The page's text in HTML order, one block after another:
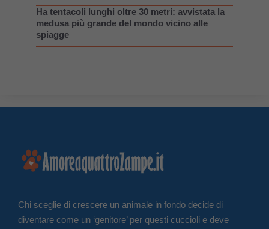
Ha tentacoli lunghi oltre 30 metri: avvistata la
medusa più grande del mondo vicino alle
spiagge
Chi sceglie di crescere un animale in fondo decide di
diventare come un ‘genitore’ per questi cuccioli e deve